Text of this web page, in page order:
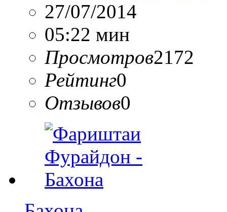
27/07/2014
05:22 мин
Просмотров2172
Рейтинг0
Отзывов0